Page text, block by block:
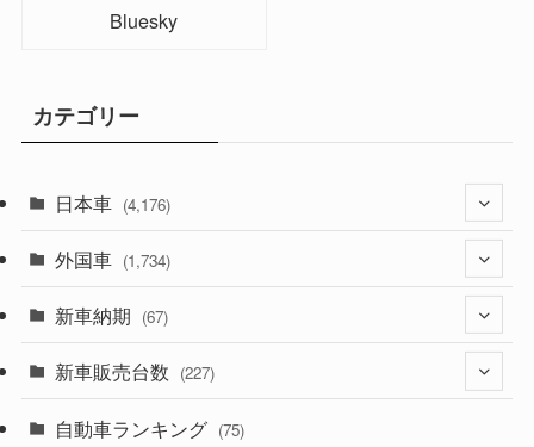
Bluesky
カテゴリー
日本車 (4,176)
(1,322)
(330)
(526)
外国車 (1,734)
(242)
新車納期 (67)
(28)
(8)
新車販売台数 (227)
(21)
自動車ランキング (75)